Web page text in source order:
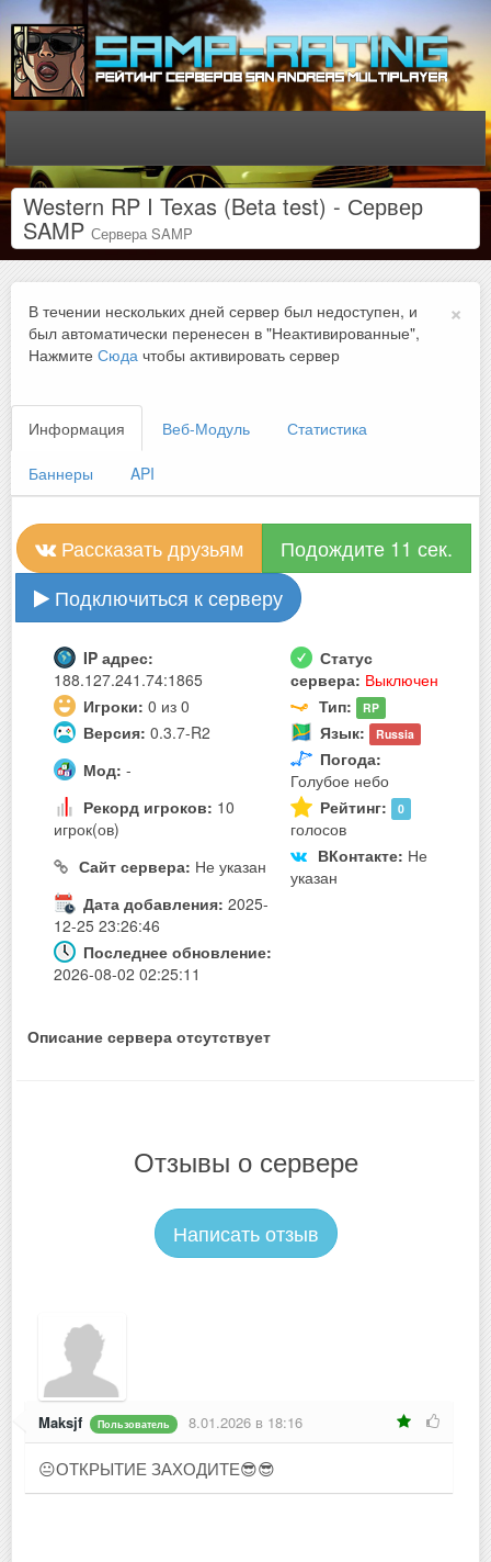
Western RP I Texas (Beta test) - Сервер
SAMP Сервера SAMP
×
В течении нескольких дней сервер был недоступен, и
был автоматически перенесен в "Неактивированные",
Нажмите Сюда чтобы активировать сервер
Информация Веб-Модуль Статистика
Баннеры API
Рассказать друзьям
Подождите 11 сек.
Подключиться к серверу
IP адрес:
188.127.241.74:1865
Статус
сервера: Выключен
Игроки: 0 из 0 Тип: RP
Версия: 0.3.7-R2 Язык: Russia
Мод: -
Погода:
Голубое небо
Рекорд игроков: 10
игрок(ов)
Рейтинг: 0
голосов
Сайт сервера: Не указан ВКонтакте: Не
указан
Дата добавления: 2025-
12-25 23:26:46
Последнее обновление:
2026-08-02 02:25:11
Описание сервера отсутствует
Отзывы о сервере
Написать отзыв
Maksjf Пользователь 8.01.2026 в 18:16
😐ОТКРЫТИЕ ЗАХОДИТЕ😎😎